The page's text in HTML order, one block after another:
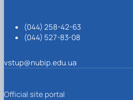
(044) 258-42-63
(044) 527-83-08
vstup@nubip.edu.ua
Official site portal